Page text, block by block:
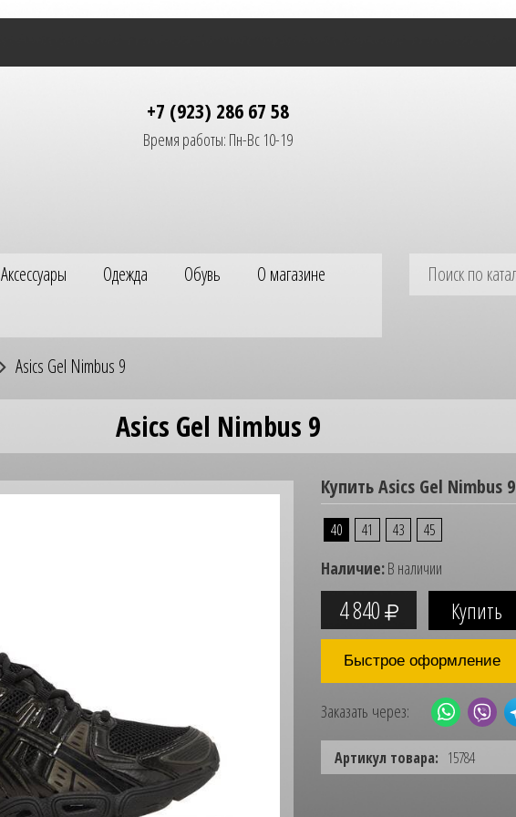
+7 (923) 286 67 58
Время работы: Пн-Вс 10-19
Аксессуары Одежда Обувь
О магазине
Asics Gel Nimbus 9
Asics Gel Nimbus 9
Купить Asics Gel Nimbus 9
40 41 43 45
Наличие:В наличии
4 840
Быстрое оформление
Заказать через:
Артикул товара: 15784